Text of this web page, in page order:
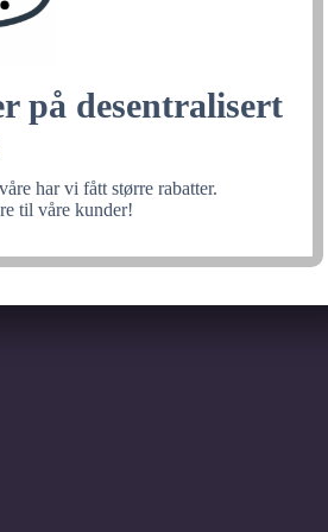
på desentralisert
har vi fått større rabatter.
til våre kunder!